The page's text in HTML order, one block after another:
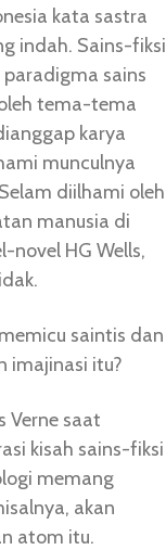
kata sastra
indah. Sains-fiksi
sains
tema-tema
karya
munculnya
diilhami oleh
manusia di
novel HG Wells,
saintis dan
imajinasi itu?
Verne saat
kisah sains-fiksi
memang
akan
atom itu.